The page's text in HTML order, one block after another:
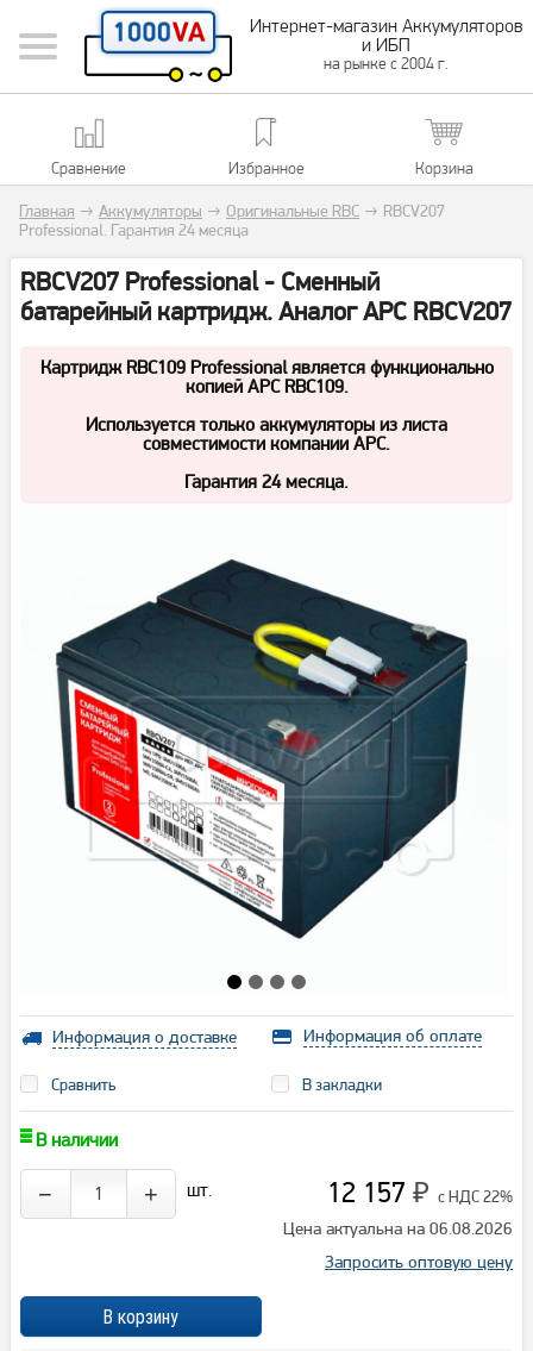
Интернет-магазин Аккумуляторов
и ИБП
на рынке с 2004 г.
Сравнение Избранное Корзина
Главная → Аккумуляторы → Оригинальные RBC → RBCV207
Professional. Гарантия 24 месяца
RBCV207 Professional - Сменный
батарейный картридж. Аналог APC RBCV207
Картридж RBC109 Professionalявляется функционально
копией APC RBC109.
Используется только аккумуляторы из листа
совместимости компании APC.
Гарантия 24 месяца.
Информация о доставке Информация об оплате
Сравнить В закладки
В наличии
− + шт. 12 157 ₽ с НДС 22%
Цена актуальна на 06.08.2026
Запросить оптовую цену